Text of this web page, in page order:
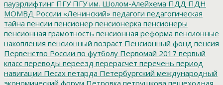
пауэрлифтинг ПГУПГУ им. Шолом-Алейхема ПДД ПДН
МОМВД России «Ленинский» педагоги педагогическая
тайна пенсии пенсионер пенсионерка пенсионеры
пенсионная грамотность пенсионная реформа пенсионные
накопления пенсионный возраст Пенсионный фонд пенсия
Первенство России по футболу Первомай 2017 первый
класс переводы переезд перерасчет перечень период
навигации Песах петарда Петербургский международный
экономический форум Петровка петрушкова пешеходная